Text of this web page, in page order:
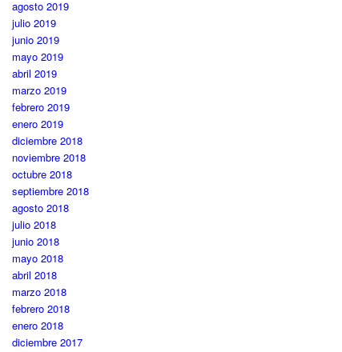
agosto 2019
julio 2019
junio 2019
mayo 2019
abril 2019
marzo 2019
febrero 2019
enero 2019
diciembre 2018
noviembre 2018
octubre 2018
septiembre 2018
agosto 2018
julio 2018
junio 2018
mayo 2018
abril 2018
marzo 2018
febrero 2018
enero 2018
diciembre 2017